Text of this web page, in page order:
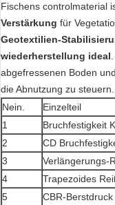
Fischens controlmaterial
Verstärkung für
Geotextilien-
wiederherstellung ideal
abgefressenen Boden und
die Abnutzung zu steuern.
Nein.
Einzelteil
1
Bruchfestigkeit
2
CD
3
Verlängerungs-
4
Trapezoides
5
CBR-Berstdruck